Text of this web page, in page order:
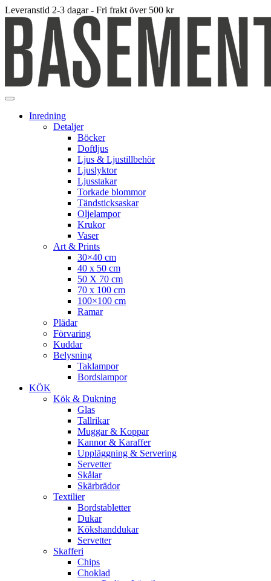
Leveranstid 2-3 dagar - Fri frakt över 500 kr
Inredning
Detaljer
Böcker
Doftljus
Ljus & Ljustillbehör
Ljuslyktor
Ljusstakar
Torkade blommor
Tändsticksaskar
Oljelampor
Krukor
Vaser
Art & Prints
30×40 cm
40 x 50 cm
50 X 70 cm
70 x 100 cm
100×100 cm
Ramar
Plädar
Förvaring
Kuddar
Belysning
Taklampor
Bordslampor
KÖK
Kök & Dukning
Glas
Tallrikar
Muggar & Koppar
Kannor & Karaffer
Uppläggning & Servering
Servetter
Skålar
Skärbrädor
Textilier
Bordstabletter
Dukar
Kökshanddukar
Servetter
Skafferi
Chips
Choklad